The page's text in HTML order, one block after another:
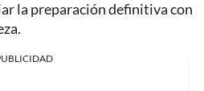
la preparación definitiva con